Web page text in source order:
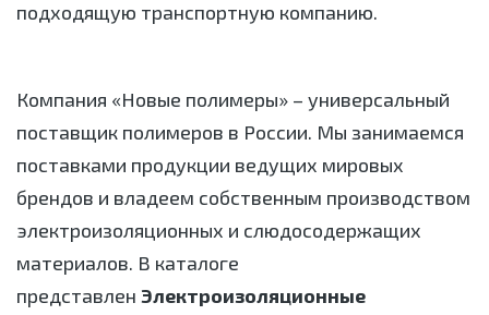
подходящую транспортную компанию.
Компания «Новые полимеры» – универсальный
поставщик полимеров в России. Мы занимаемся
поставками продукции ведущих мировых
брендов и владеем собственным производством
электроизоляционных и слюдосодержащих
материалов. В каталоге
представлен Электроизоляционные